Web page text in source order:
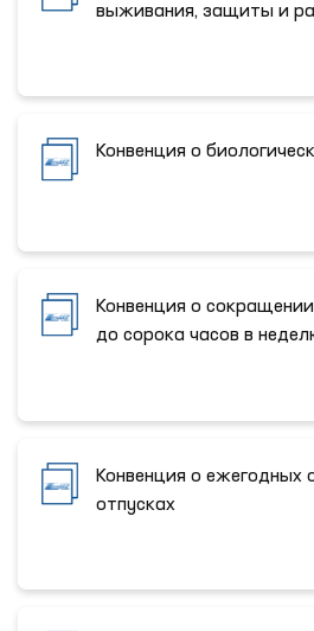
выживания, защиты и
Конвенция о
Конвенция о
до сорока часов в
Конвенция о ежегодных
отпусках